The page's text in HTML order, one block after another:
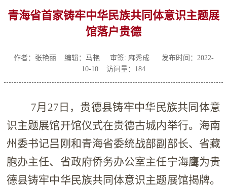
青海省首家铸牢中华民族共同体意识主题展
馆落户贵德
作者：张艳丽 编辑：马艳 审签: 麻秀成 发布时间：2022-
10-10 访问量： 184
7月27日，贵德县铸牢中华民族共同体意
识主题展馆开馆仪式在贵德古城内举行。海南
州委书记吕刚和青海省委统战部副部长、省藏
胞办主任、省政府侨务办公室主任宁海鹰为贵
德县铸牢中华民族共同体意识主题展馆揭牌。